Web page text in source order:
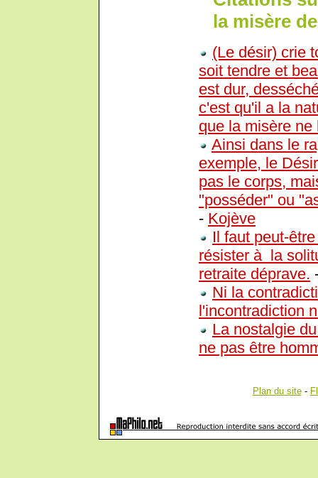
la misère
(Le désir) crie
soit tendre et
est dur,
c'est qu'il a la
que la misère ne
Ainsi dans le
exemple, le
pas le corps,
"posséder" ou
- Kojève
Il faut peut-
résister à la
retraite déprave.
Ni la
l'incontradiction
La nostalgie
ne pas être
Plan du site-